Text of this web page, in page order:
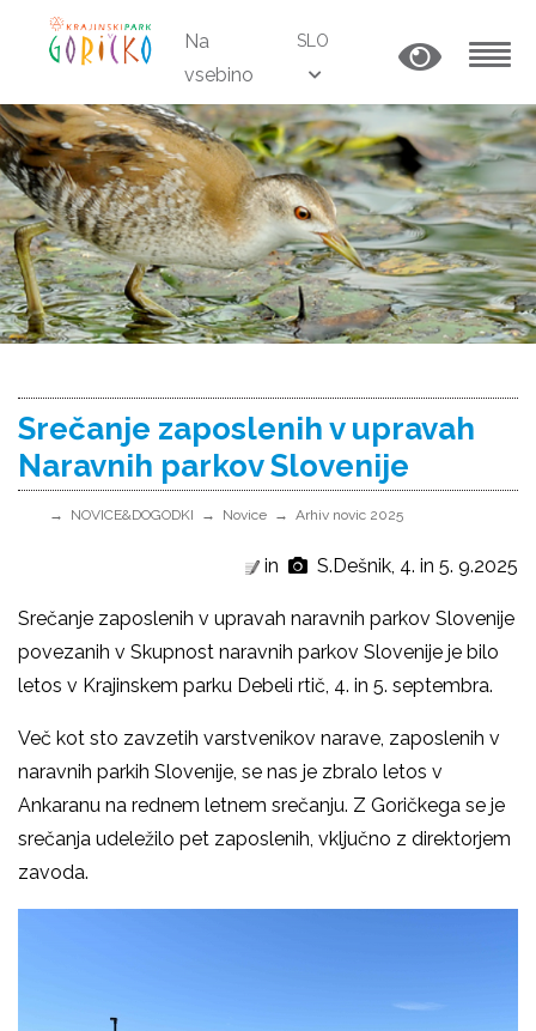
Na
vsebino
SLO
Srečanje zaposlenih v upravah
Naravnih parkov Slovenije
NOVICE&DOGODKI Novice Arhiv novic 2025
in S.Dešnik, 4. in 5. 9.2025
Srečanje zaposlenih v upravah naravnih parkov Slovenije
povezanih v Skupnost naravnih parkov Slovenije je bilo
letos v Krajinskem parku Debeli rtič, 4. in 5. septembra.
Več kot sto zavzetih varstvenikov narave, zaposlenih v
naravnih parkih Slovenije, se nas je zbralo letos v
Ankaranu na rednem letnem srečanju. Z Goričkega se je
srečanja udeležilo pet zaposlenih, vključno z direktorjem
zavoda.